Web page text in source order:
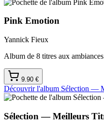
Pink Emotion
Yannick Fieux
Album de 8 titres aux
9.90 €
Découvrir l'album Sélection —
Sélection — Meilleurs